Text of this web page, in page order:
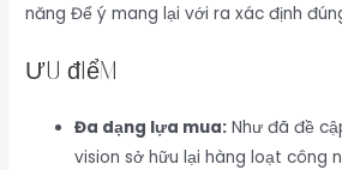
năng Để ý mang lại với ra xác định
Ưu điểm
Đa dạng lựa mua: Như đã đề
vision sở hữu lại hàng loạt công